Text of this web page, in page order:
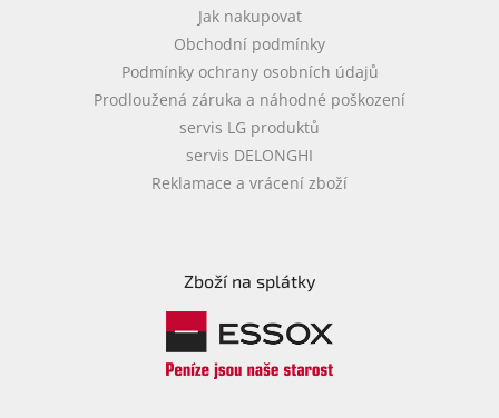
Jak nakupovat
Obchodní podmínky
Podmínky ochrany osobních údajů
Prodloužená záruka a náhodné poškození
servis LG produktů
servis DELONGHI
Reklamace a vrácení zboží
Zboží na splátky